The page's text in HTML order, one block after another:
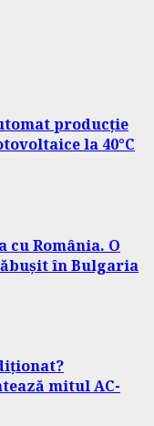
producție
la 40°C
România. O
în Bulgaria
mitul AC-